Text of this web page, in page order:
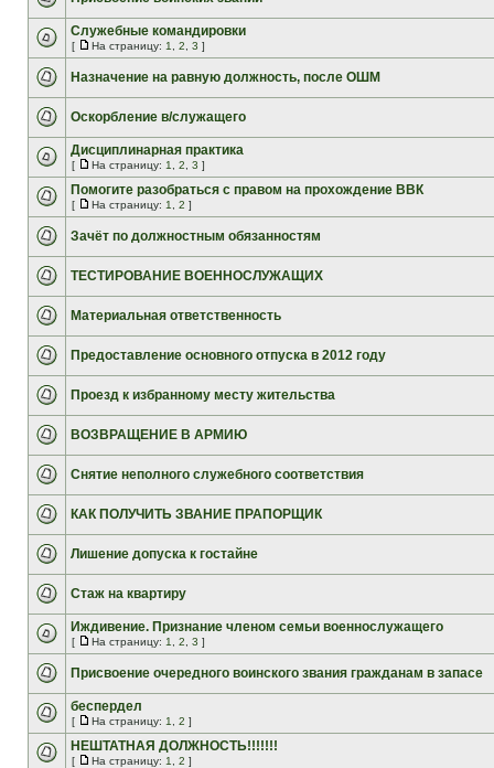
Служебные командировки
[ На страницу: 1 2 3 ]
Назначение на равную должность, после ОШМ
Оскорбление в/служащего
Дисциплинарная практика
[ На страницу: 1 2 3 ]
Помогите разобраться с правом на прохождение ВВК
[ На страницу: 1 2 ]
Зачёт по должностным обязанностям
ТЕСТИРОВАНИЕ ВОЕННОСЛУЖАЩИХ
Материальная ответственность
Предоставление основного отпуска в 2012 году
Проезд к избранному месту жительства
ВОЗВРАЩЕНИЕ В АРМИЮ
Снятие неполного служебного соответствия
КАК ПОЛУЧИТЬ ЗВАНИЕ ПРАПОРЩИК
Лишение допуска к гостайне
Стаж на квартиру
Иждивение. Признание членом семьи военнослужащего
[ На страницу: 1 2 3 ]
Присвоение очередного воинского звания гражданам в запасе
беспердел
[ На страницу: 1 2 ]
НЕШТАТНАЯ ДОЛЖНОСТЬ!!!!!!!
[ На страницу: 1 2 ]